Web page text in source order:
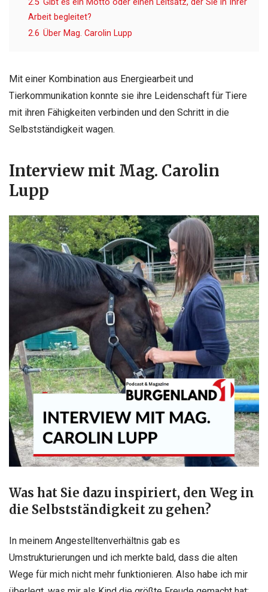
2.5 Gibt es ein Motto oder einen Leitsatz, der Sie in Ihrer
Arbeit begleitet?
2.6 Über Mag. Carolin Lupp
Mit einer Kombination aus Energiearbeit und
Tierkommunikation konnte sie ihre Leidenschaft für Tiere
mit ihren Fähigkeiten verbinden und den Schritt in die
Selbstständigkeit wagen.
Interview mit Mag. Carolin
Lupp
Was hat Sie dazu inspiriert, den Weg in
die Selbstständigkeit zu gehen?
In meinem Angestelltenverhältnis gab es
Umstrukturierungen und ich merkte bald, dass die alten
Wege für mich nicht mehr funktionieren. Also habe ich mir